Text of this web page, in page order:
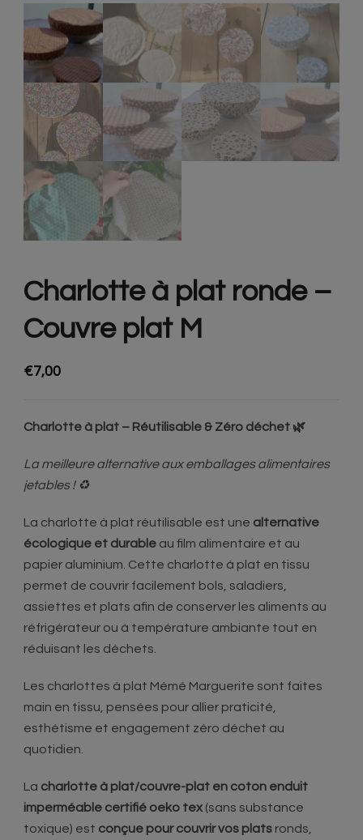
Charlotte à plat ronde –
Couvre plat M
€7,00
Charlotte à plat – Réutilisable & Zéro déchet 🌿
La meilleure alternative aux emballages alimentaires
jetables ! ♻️
La charlotte à plat réutilisable est une alternative
écologique et durable au film alimentaire et au
papier aluminium. Cette charlotte à plat en tissu
permet de couvrir facilement bols, saladiers,
assiettes et plats afin de conserver les aliments au
réfrigérateur ou à température ambiante tout en
réduisant les déchets.
Les charlottes à plat Mémé Marguerite sont faites
main en tissu, pensées pour allier praticité,
esthétisme et engagement zéro déchet au
quotidien.
La charlotte à plat/couvre-plat en coton enduit
imperméable certifié oeko tex (sans substance
toxique) est conçue pour couvrir vos plats ronds,